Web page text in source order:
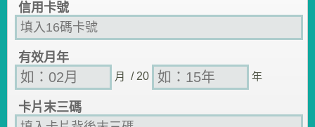
信用卡號
有效月年
月 / 20 年
卡片末三碼